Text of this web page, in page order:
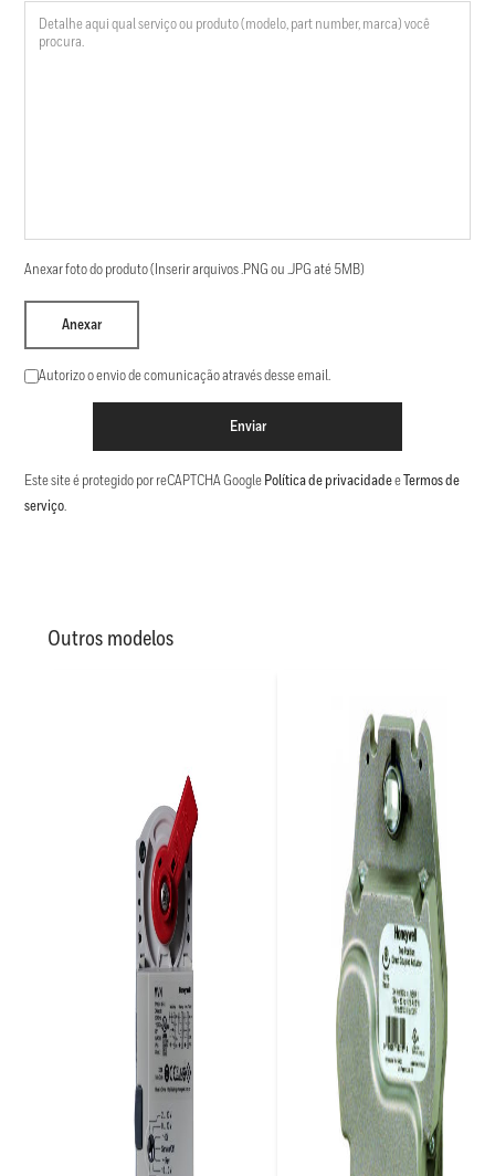
Anexar foto do produto (Inserir arquivos .PNG ou .JPG até 5MB)
Anexar
Autorizo o envio de comunicação através desse email.
Enviar
Este site é protegido por reCAPTCHA Google Política de privacidadee Termos de
serviço.
Outros modelos